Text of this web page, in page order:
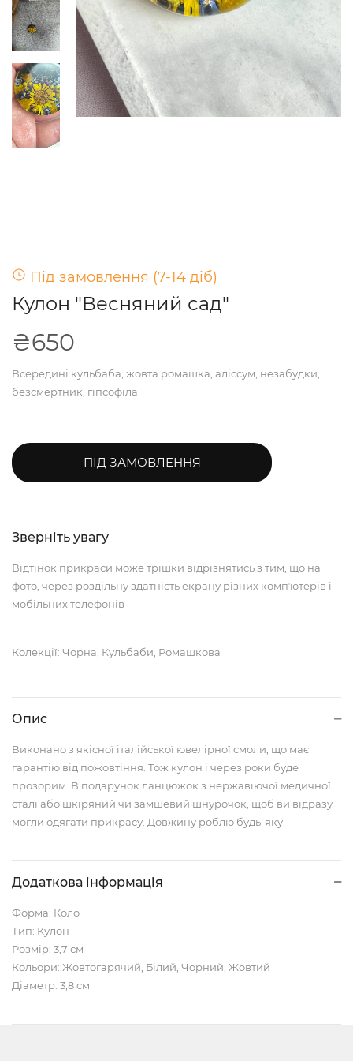
Під замовлення (7-14 діб)
Кулон "Весняний сад"
₴650
Всередині кульбаба, жовта ромашка, аліссум, незабудки,
безсмертник, гіпсофіла
ПІД ЗАМОВЛЕННЯ
Зверніть увагу
Відтінок прикраси може трішки відрізнятись з тим, що на
фото, через роздільну здатність екрану різних компʼютерів і
мобільних телефонів
Колекції: Чорна, Кульбаби, Ромашкова
Опис
Виконано з якісної італійської ювелірної смоли, що має
гарантію від пожовтіння. Тож кулон і через роки буде
прозорим. В подарунок ланцюжок з нержавіючої медичної
сталі або шкіряний чи замшевий шнурочок, щоб ви відразу
могли одягати прикрасу. Довжину роблю будь-яку.
Додаткова інформація
Форма: Коло
Тип: Кулон
Розмір: 3,7 см
Кольори: Жовтогарячий, Білий, Чорний, Жовтий
Діаметр: 3,8 см